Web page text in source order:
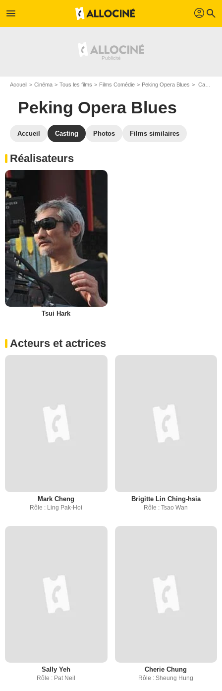
menu profil search
Accueil Cinéma Tous les films Films Comédie Peking Opera Blues Casting Peking Opera Blues
Peking Opera Blues
Accueil Casting Photos Films similaires
Réalisateurs
Tsui Hark
Acteurs et actrices
Mark Cheng
Rôle : Ling Pak-Hoi
Brigitte Lin Ching-hsia
Rôle : Tsao Wan
Sally Yeh
Rôle : Pat Neil
Cherie Chung
Rôle : Sheung Hung